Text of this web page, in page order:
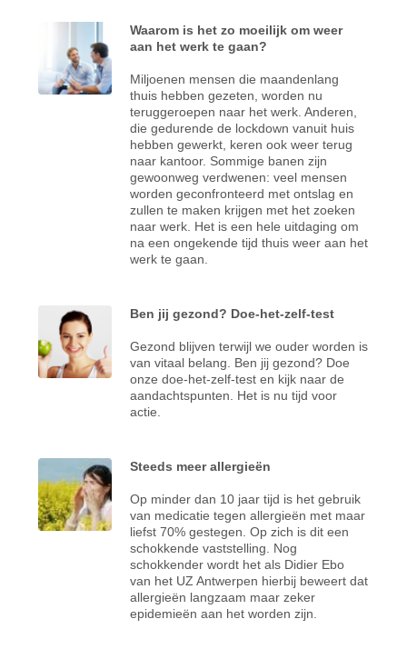
Waarom is het zo moeilijk om weer
aan het werk te gaan?
Miljoenen mensen die maandenlang
thuis hebben gezeten, worden nu
teruggeroepen naar het werk. Anderen,
die gedurende de lockdown vanuit huis
hebben gewerkt, keren ook weer terug
naar kantoor. Sommige banen zijn
gewoonweg verdwenen: veel mensen
worden geconfronteerd met ontslag en
zullen te maken krijgen met het zoeken
naar werk. Het is een hele uitdaging om
na een ongekende tijd thuis weer aan het
werk te gaan.
Ben jij gezond? Doe-het-zelf-test
Gezond blijven terwijl we ouder worden is
van vitaal belang. Ben jij gezond? Doe
onze doe-het-zelf-test en kijk naar de
aandachtspunten. Het is nu tijd voor
actie.
Steeds meer allergieën
Op minder dan 10 jaar tijd is het gebruik
van medicatie tegen allergieën met maar
liefst 70% gestegen. Op zich is dit een
schokkende vaststelling. Nog
schokkender wordt het als Didier Ebo
van het UZ Antwerpen hierbij beweert dat
allergieën langzaam maar zeker
epidemieën aan het worden zijn.